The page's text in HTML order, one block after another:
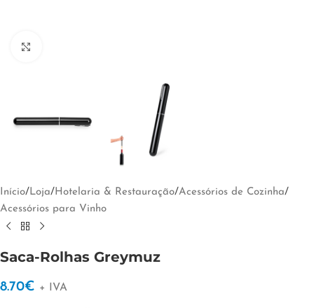
Início/Loja/Hotelaria & Restauração/Acessórios de Cozinha/
Acessórios para Vinho
Saca-Rolhas Greymuz
8.70€ + IVA